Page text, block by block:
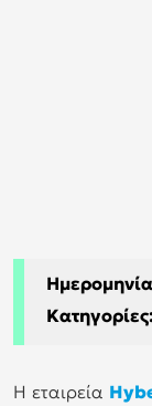
Κατηγορίες:
Η εταιρεία